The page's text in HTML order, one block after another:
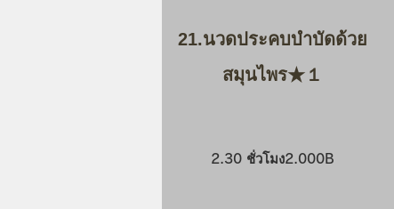
21.นวดประคบบำบัดด้วย
สมุนไพร★１
2.30 ชั่วโมง2.000B